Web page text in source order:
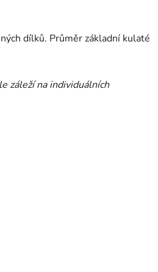
dílků. Průměr základní kulaté
záleží na individuálních